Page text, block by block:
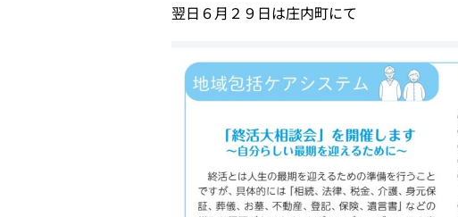
翌日６月２９日は庄内町にて